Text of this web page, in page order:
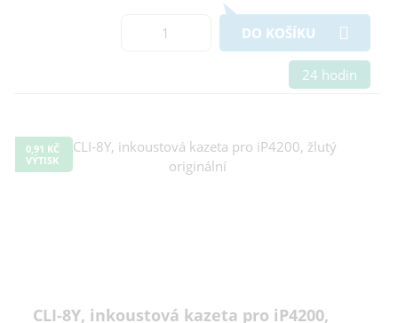
DO KOŠÍKU
24 hodin
0,91 KČ
VÝTISK
CLI-8Y, inkoustová kazeta pro iP4200,